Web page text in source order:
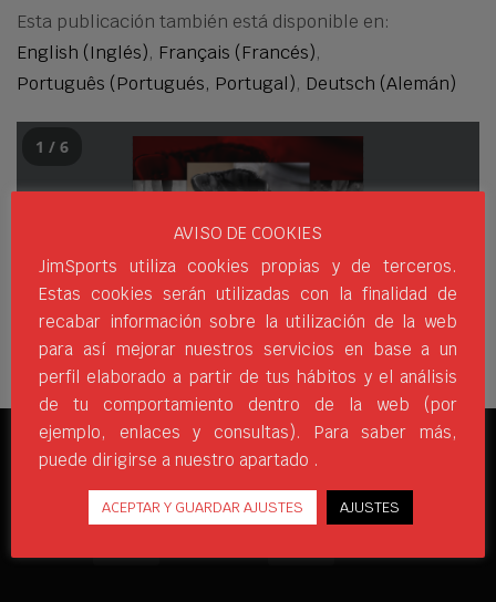
Esta publicación también está disponible en:
English (Inglés) Français (Francés)
Português (Portugués, Portugal) Deutsch (Alemán)
1 / 6
REDES SOCIALES
AVISO DE COOKIES
JimSports utiliza cookies propias y de terceros.
Estas cookies serán utilizadas con la finalidad de
recabar información sobre la utilización de la web
para así mejorar nuestros servicios en base a un
perfil elaborado a partir de tus hábitos y el análisis
de tu comportamiento dentro de la web (por
ejemplo, enlaces y consultas). Para saber más,
puede dirigirse a nuestro apartado .
ACEPTAR Y GUARDAR AJUSTES AJUSTES